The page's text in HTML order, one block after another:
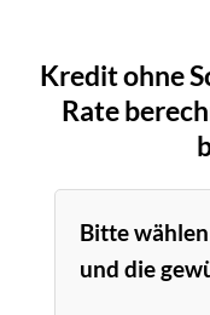
Kredit ohne
Rate
Bitte
und die